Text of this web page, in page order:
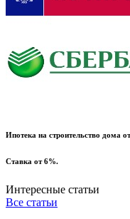
Ипотека на строительство дома
Ставка от 6%.
Интересные статьи
Все статьи